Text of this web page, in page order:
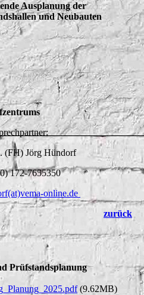
Ausplanung der
und Neubauten
(FH) Jörg Hündorf
172-7655350
online.de
zurück
Prüfstandsplanung
(9.62MB)